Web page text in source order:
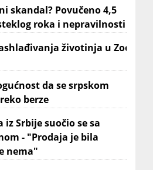
skandal? Povučeno 4,5
roka i nepravilnosti
životinja u Zoo
da se srpskom
berze
iz Srbije suočio se sa
- "Prodaja je bila
nema"